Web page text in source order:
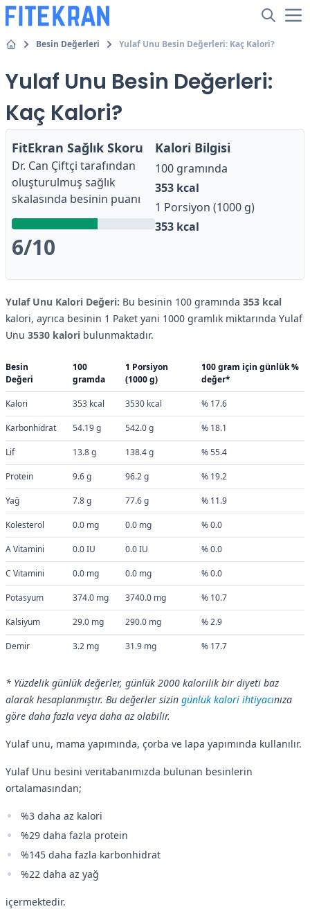
Besin Değerleri Yulaf Unu Besin Değerleri: Kaç Kalori?
Yulaf Unu Besin Değerleri:
Kaç Kalori?
FitEkran Sağlık Skoru
Dr. Can Çiftçi tarafından
oluşturulmuş sağlık
skalasında besinin puanı
6/10
Kalori Bilgisi
100 gramında
353 kcal
1 Porsiyon (1000 g)
353 kcal
Yulaf Unu Kalori Değeri: Bu besinin 100 gramında 353 kcal
kalori, ayrıca besinin 1 Paket yani 1000 gramlık miktarında Yulaf
Unu 3530 kalori bulunmaktadır.
Besin
Değeri
100
gramda
1 Porsiyon
(1000 g)
100 gram için günlük %
değer*
Kalori 353 kcal 3530 kcal % 17.6
Karbonhidrat 54.19 g 542.0 g % 18.1
Lif 13.8 g 138.4 g % 55.4
Protein 9.6 g 96.2 g % 19.2
Yağ 7.8 g 77.6 g % 11.9
Kolesterol 0.0 mg 0.0 mg % 0.0
A Vitamini 0.0 IU 0.0 IU % 0.0
C Vitamini 0.0 mg 0.0 mg % 0.0
Potasyum 374.0 mg 3740.0 mg % 10.7
Kalsiyum 29.0 mg 290.0 mg % 2.9
Demir 3.2 mg 31.9 mg % 17.7
* Yüzdelik günlük değerler, günlük 2000 kalorilik bir diyeti baz
alarak hesaplanmıştır. Bu değerler sizin günlük kalori ihtiyacınıza
göre daha fazla veya daha az olabilir.
Yulaf unu, mama yapımında, çorba ve lapa yapımında kullanılır.
Yulaf Unu besini veritabanımızda bulunan besinlerin
ortalamasından;
%3 daha az kalori
%29 daha fazla protein
%145 daha fazla karbonhidrat
%22 daha az yağ
içermektedir.